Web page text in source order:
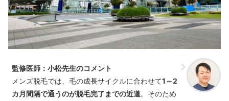
監修医師：小松先生のコメント
メンズ脱毛では、毛の成長サイクルに合わせて1～2
カ月間隔で通うのが脱毛完了までの近道。そのため